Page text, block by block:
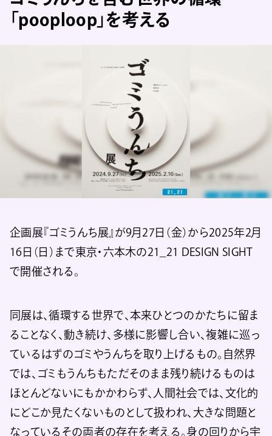
「pooploop」を考える
企画展『ゴミうんち展』が9月27日（金）から2025年2月
16日（日）まで東京・六本木の21_21 DESIGN SIGHT
で開催される。
同展は、循環する世界で、本来ひとつのかたちに留ま
ることなく、動き続け、多様に影響し合い、複雑に巡っ
ているはずのゴミやうんちを取り上げるもの。自然界
では、ゴミもうんちもただそのまま残り続けるものは
ほとんどないにもかかわらず、人間社会では、文化的
にどこか見たくないものとして扱われ、大きな問題と
なっているその両者の存在を考える。身の回りから宇